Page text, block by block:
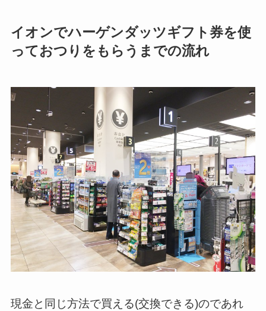
イオンでハーゲンダッツギフト券を使
っておつりをもらうまでの流れ
現金と同じ方法で買える(交換できる)のであれ